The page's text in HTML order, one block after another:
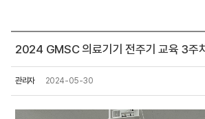
2024 GMSC 의료기기 전주기 교육 3주
관리자 2024-05-30